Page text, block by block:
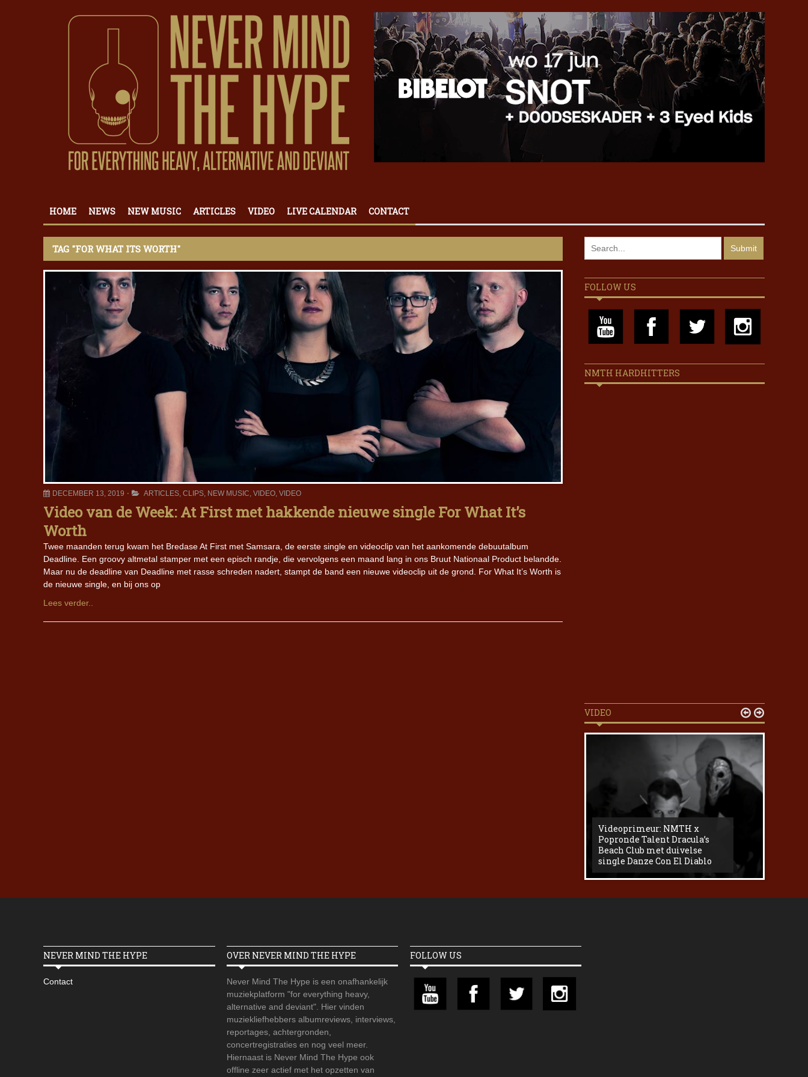
HOME NEWS NEW MUSIC ARTICLES VIDEO LIVE CALENDAR CONTACT
TAG "FOR WHAT ITS WORTH"
DECEMBER 13, 2019 ARTICLES, CLIPS, NEW MUSIC, VIDEO, VIDEO
Video van de Week: At First met hakkende nieuwe single For What It’s
Worth
Twee maanden terug kwam het Bredase At First met Samsara, de eerste single en videoclip van het aankomende debuutalbum
Deadline. Een groovy altmetal stamper met een episch randje, die vervolgens een maand lang in ons Bruut Nationaal Product belandde.
Maar nu de deadline van Deadline met rasse schreden nadert, stampt de band een nieuwe videoclip uit de grond. For What It’s Worth is
de nieuwe single, en bij ons op
Lees verder..
FOLLOW US
NMTH HARDHITTERS
VIDEO
Videoprimeur: NMTH x
Popronde Talent Dracula’s
Beach Club met duivelse
single Danze Con El Diablo
 
NEVER MIND THE HYPE
Contact
OVER NEVER MIND THE HYPE
Never Mind The Hype is een onafhankelijk
muziekplatform "for everything heavy,
alternative and deviant". Hier vinden
muziekliefhebbers albumreviews, interviews,
reportages, achtergronden,
concertregistraties en nog veel meer.
Hiernaast is Never Mind The Hype ook
offline zeer actief met het opzetten van
FOLLOW US